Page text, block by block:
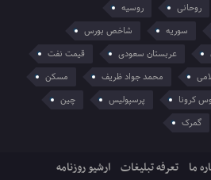
روحانی
روسیه
سوریه
شاخص بورس
عربستان سعودی
قیمت نفت
محمد جواد ظریف
مسکن
کرونا پرسپولیس
چین
گمرک
ما تعرفه تبلیغات ارشیو روزنامه